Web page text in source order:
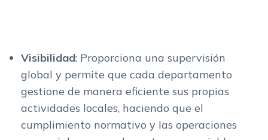
Visibilidad: Proporciona una supervisión
global y permite que cada departamento
gestione de manera eficiente sus propias
actividades locales, haciendo que el
cumplimiento normativo y las operaciones